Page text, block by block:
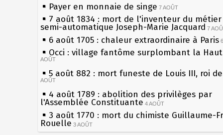
Payer en monnaie de singe 7 AOÛT
7 août 1834 : mort de l'inventeur du
semi-automatique Joseph-Marie Jacquard 7
6 août 1705 : chaleur extraordinaire à Paris
Occi : village fantôme surplombant la
AOÛT
5 août 882 : mort funeste de Louis III, roi
AOÛT
4 août 1789 : abolition des privilèges par
l'Assemblée Constituante 4 AOÛT
3 août 1770 : mort du chimiste Guillaume-
Rouelle 3 AOÛT